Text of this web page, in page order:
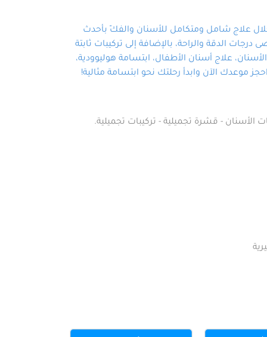
علاج شامل ومتكامل للأسنان والفكّ بأحدث
الدقة والراحة، بالإضافة إلى تركيبات ثابتة
علاج أسنان الأطفال، ابتسامة هوليوودية،
موعدك الآن وابدأ رحلتك نحو ابتسامة مثالية!
الأسنان - قشرة تجميلية - تركيبات تجميلية.